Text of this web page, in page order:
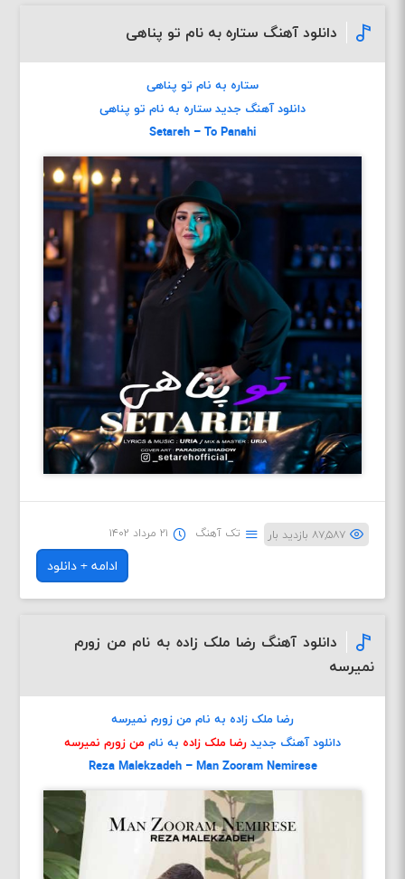
دانلود آهنگ ستاره به نام تو پناهی
ستاره به نام تو پناهی
دانلود آهنگ جديد ستاره به نام تو پناهی
Setareh – To Panahi
۸۷,۵۸۷ بازدید بار تک آهنگ ۲۱ مرداد ۱۴۰۲
ادامه + دانلود
دانلود آهنگ رضا ملک زاده به نام من زورم
نمیرسه
رضا ملک زاده به نام من زورم نمیرسه
دانلود آهنگ جدید رضا ملک زاده به نام من زورم نمیرسه
Reza Malekzadeh – Man Zooram Nemirese